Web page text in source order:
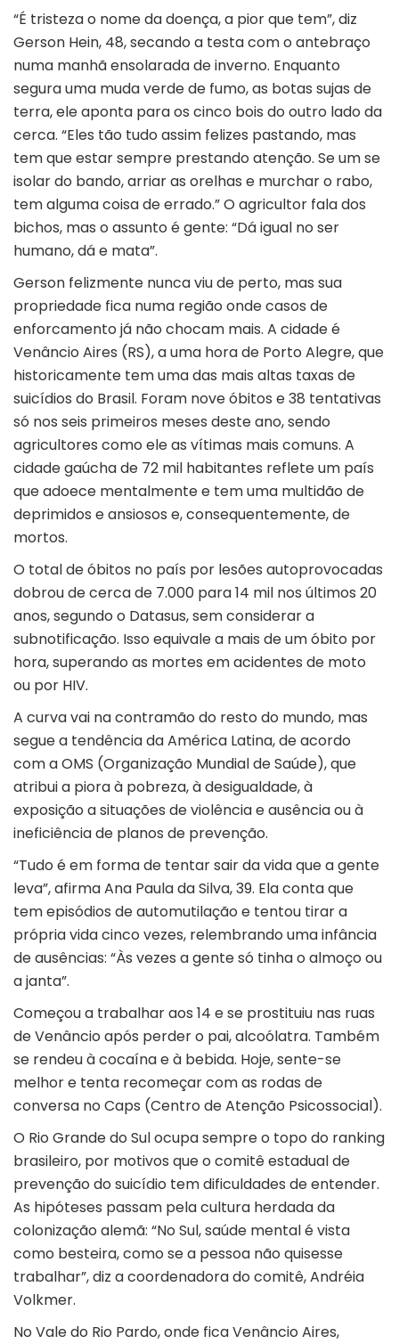
“É tristeza o nome da doença, a pior que tem”, diz
Gerson Hein, 48, secando a testa com o antebraço
numa manhã ensolarada de inverno. Enquanto
segura uma muda verde de fumo, as botas sujas de
terra, ele aponta para os cinco bois do outro lado da
cerca. “Eles tão tudo assim felizes pastando, mas
tem que estar sempre prestando atenção. Se um se
isolar do bando, arriar as orelhas e murchar o rabo,
tem alguma coisa de errado.” O agricultor fala dos
bichos, mas o assunto é gente: “Dá igual no ser
humano, dá e mata”.
Gerson felizmente nunca viu de perto, mas sua
propriedade fica numa região onde casos de
enforcamento já não chocam mais. A cidade é
Venâncio Aires (RS), a uma hora de Porto Alegre, que
historicamente tem uma das mais altas taxas de
suicídios do Brasil. Foram nove óbitos e 38 tentativas
só nos seis primeiros meses deste ano, sendo
agricultores como ele as vítimas mais comuns. A
cidade gaúcha de 72 mil habitantes reflete um país
que adoece mentalmente e tem uma multidão de
deprimidos e ansiosos e, consequentemente, de
mortos.
O total de óbitos no país por lesões autoprovocadas
dobrou de cerca de 7.000 para 14 mil nos últimos 20
anos, segundo o Datasus, sem considerar a
subnotificação. Isso equivale a mais de um óbito por
hora, superando as mortes em acidentes de moto
ou por HIV.
A curva vai na contramão do resto do mundo, mas
segue a tendência da América Latina, de acordo
com a OMS (Organização Mundial de Saúde), que
atribui a piora à pobreza, à desigualdade, à
exposição a situações de violência e ausência ou à
ineficiência de planos de prevenção.
“Tudo é em forma de tentar sair da vida que a gente
leva”, afirma Ana Paula da Silva, 39. Ela conta que
tem episódios de automutilação e tentou tirar a
própria vida cinco vezes, relembrando uma infância
de ausências: “Às vezes a gente só tinha o almoço ou
a janta”.
Começou a trabalhar aos 14 e se prostituiu nas ruas
de Venâncio após perder o pai, alcoólatra. Também
se rendeu à cocaína e à bebida. Hoje, sente-se
melhor e tenta recomeçar com as rodas de
conversa no Caps (Centro de Atenção Psicossocial).
O Rio Grande do Sul ocupa sempre o topo do ranking
brasileiro, por motivos que o comitê estadual de
prevenção do suicídio tem dificuldades de entender.
As hipóteses passam pela cultura herdada da
colonização alemã: “No Sul, saúde mental é vista
como besteira, como se a pessoa não quisesse
trabalhar”, diz a coordenadora do comitê, Andréia
Volkmer.
No Vale do Rio Pardo, onde fica Venâncio Aires,